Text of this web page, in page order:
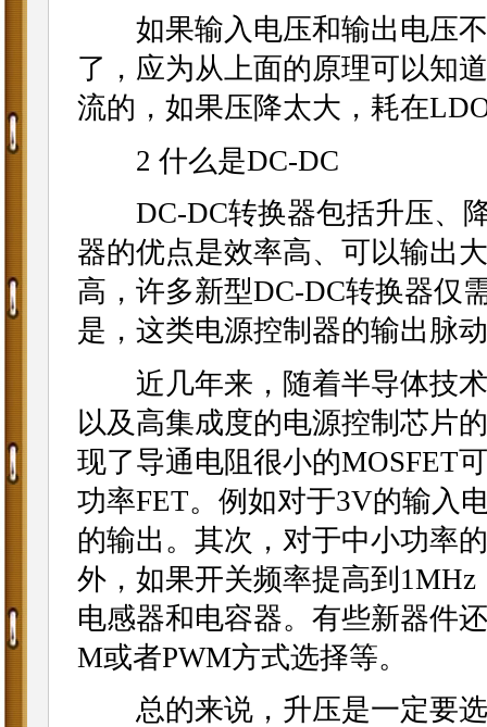
如果输入电压和输出电压不
了，应为从上面的原理可以知
流的，如果压降太大，耗在
2 什么是DC-DC
DC-DC转换器包括升压、降
器的优点是效率高、可以输出
高，许多新型DC-DC转换器仅
是，这类电源控制器的输出脉
近几年来，随着半导体技术
以及高集成度的电源控制芯片
现了导通电阻很小的MOSFET
功率FET。例如对于3V的输入
的输出。其次，对于中小功率
外，如果开关频率提高到
电感器和电容器。有些新器件
M或者PWM方式选择等。
总的来说，升压是一定要选